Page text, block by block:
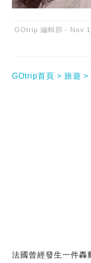
GOtrip 編輯部 Nov
GOtrip首頁 旅遊
法國曾經發生一件轟